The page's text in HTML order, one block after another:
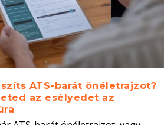
ATS-barát önéletrajzot?
az esélyedet az